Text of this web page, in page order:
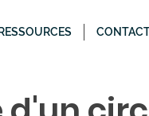
RESSOURCES